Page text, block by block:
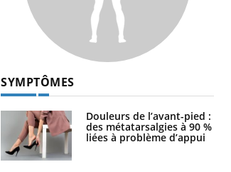
SYMPTÔMES
Douleurs de l’avant-pied :
des métatarsalgies à 90 %
liées à problème d’appui